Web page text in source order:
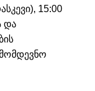
15:00
და